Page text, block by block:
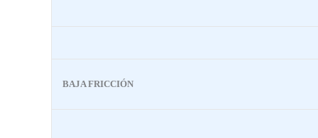
BAJA FRICCIÓN